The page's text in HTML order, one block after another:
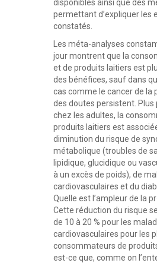
disponibles ainsi que des
permettant d’expliquer les
constatés.
Les méta-analyses
jour montrent que la
et de produits laitiers est
des bénéfices, sauf dans
cas comme le cancer de la
des doutes persistent. Plus
chez les adultes, la
produits laitiers est
diminution du risque de
métabolique (troubles de
lipidique, glucidique ou
à un excès de poids), de
cardiovasculaires et du
Quelle est l’ampleur de la
Cette réduction du risque
de 10 à 20 % pour les
cardiovasculaires pour les
consommateurs de
est-ce que, comme on